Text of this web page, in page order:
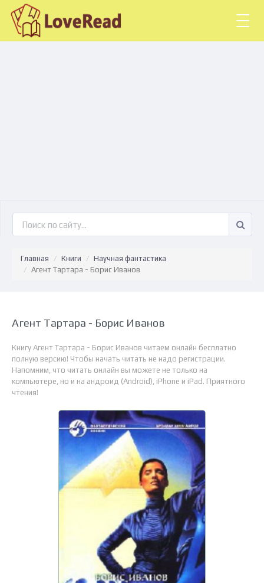
Главная Книги
Научная фантастика
Агент Тартара - Борис Иванов
Агент Тартара - Борис Иванов
Книгу Агент Тартара - Борис Иванов читаем онлайн бесплатно
полную версию! Чтобы начать читать не надо регистрации.
Напомним, что читать онлайн вы можете не только на
компьютере, но и на андроид (Android), iPhone и iPad. Приятного
чтения!